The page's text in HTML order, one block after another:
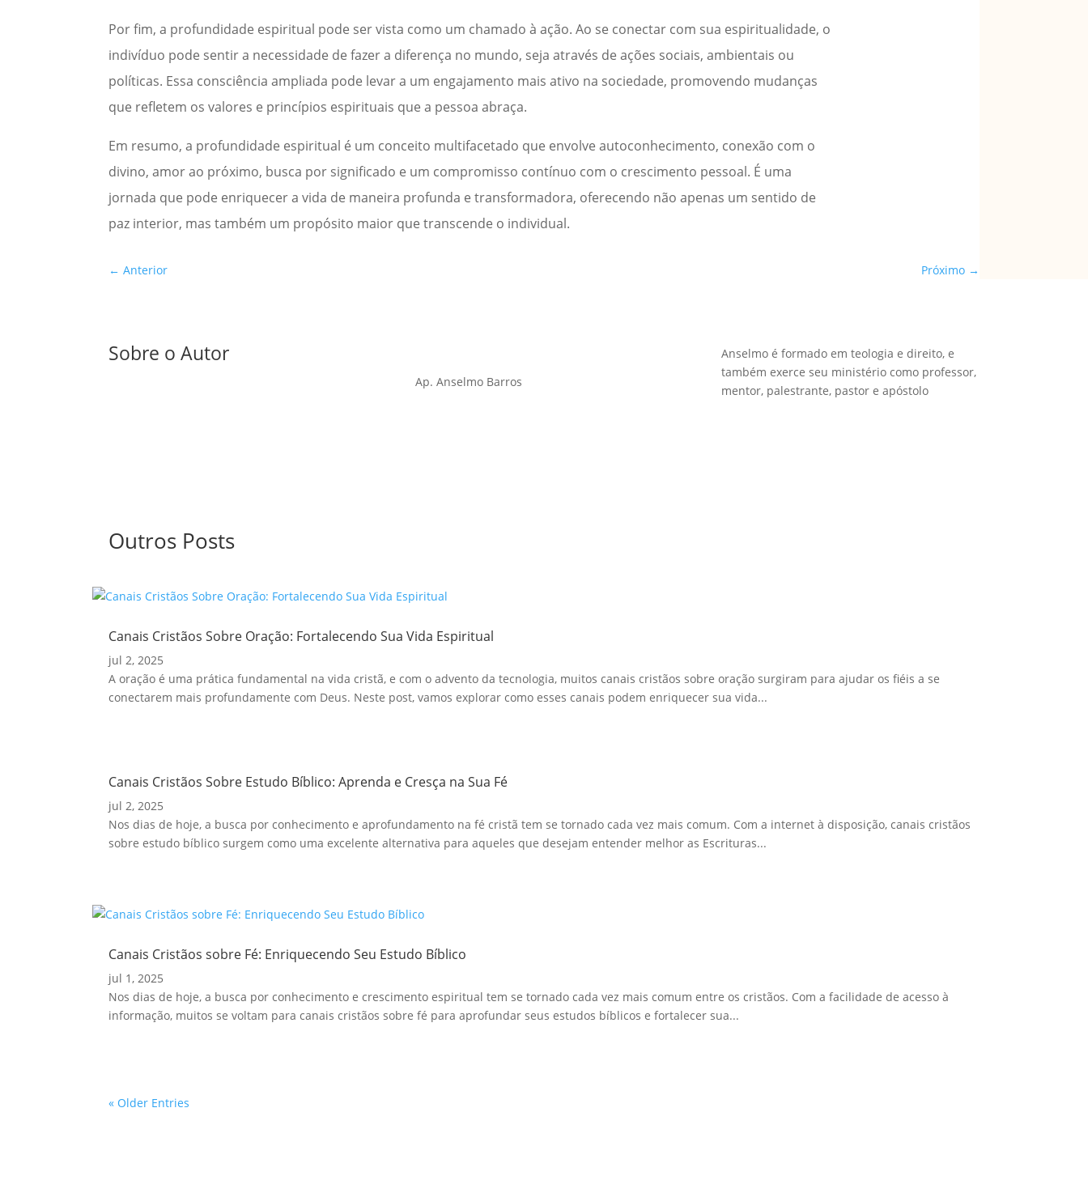
Por fim, a profundidade espiritual pode ser vista como um chamado à ação. Ao se conectar com sua espiritualidade, o
indivíduo pode sentir a necessidade de fazer a diferença no mundo, seja através de ações sociais, ambientais ou
políticas. Essa consciência ampliada pode levar a um engajamento mais ativo na sociedade, promovendo mudanças
que refletem os valores e princípios espirituais que a pessoa abraça.
Em resumo, a profundidade espiritual é um conceito multifacetado que envolve autoconhecimento, conexão com o
divino, amor ao próximo, busca por significado e um compromisso contínuo com o crescimento pessoal. É uma
jornada que pode enriquecer a vida de maneira profunda e transformadora, oferecendo não apenas um sentido de
paz interior, mas também um propósito maior que transcende o individual.
←Anterior Próximo→
Sobre o Autor
Ap. Anselmo Barros
Anselmo é formado em teologia e direito, e
também exerce seu ministério como professor,
mentor, palestrante, pastor e apóstolo
Outros Posts
Canais Cristãos Sobre Oração: Fortalecendo Sua Vida Espiritual
jul 2, 2025
A oração é uma prática fundamental na vida cristã, e com o advento da tecnologia, muitos canais cristãos sobre oração surgiram para ajudar os fiéis a se
conectarem mais profundamente com Deus. Neste post, vamos explorar como esses canais podem enriquecer sua vida...
Canais Cristãos Sobre Estudo Bíblico: Aprenda e Cresça na Sua Fé
jul 2, 2025
Nos dias de hoje, a busca por conhecimento e aprofundamento na fé cristã tem se tornado cada vez mais comum. Com a internet à disposição, canais cristãos
sobre estudo bíblico surgem como uma excelente alternativa para aqueles que desejam entender melhor as Escrituras...
Canais Cristãos sobre Fé: Enriquecendo Seu Estudo Bíblico
jul 1, 2025
Nos dias de hoje, a busca por conhecimento e crescimento espiritual tem se tornado cada vez mais comum entre os cristãos. Com a facilidade de acesso à
informação, muitos se voltam para canais cristãos sobre fé para aprofundar seus estudos bíblicos e fortalecer sua...
« Older Entries